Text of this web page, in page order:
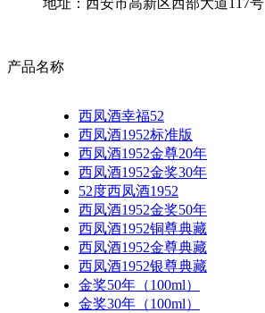
产品名称
西凤酒幸福52
西凤酒1952标准版
西凤酒1952金尊20年
西凤酒1952金奖30年
52度西凤酒1952
西凤酒1952金奖50年
西凤酒1952铜尊典藏
西凤酒1952金尊典藏
西凤酒1952银尊典藏
金奖50年（100ml）
金奖30年（100ml）